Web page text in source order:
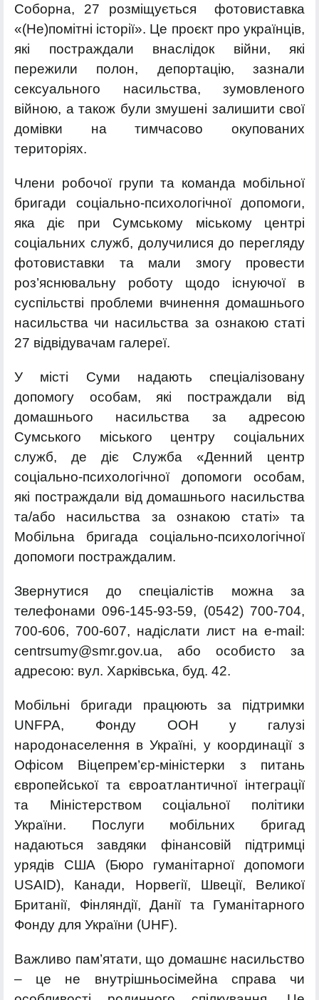
Соборна, 27 розміщується фотовиставка
«(Не)помітні історії». Це проєкт про українців,
які постраждали внаслідок війни, які
пережили полон, депортацію, зазнали
сексуального насильства, зумовленого
війною, а також були змушені залишити свої
домівки на тимчасово окупованих
територіях.
Члени робочої групи та команда мобільної
бригади соціально-психологічної допомоги,
яка діє при Сумському міському центрі
соціальних служб, долучилися до перегляду
фотовиставки та мали змогу провести
роз’яснювальну роботу щодо існуючої в
суспільстві проблеми вчинення домашнього
насильства чи насильства за ознакою статі
27 відвідувачам галереї.
У місті Суми надають спеціалізовану
допомогу особам, які постраждали від
домашнього насильства за адресою
Сумського міського центру соціальних
служб, де діє Служба «Денний центр
соціально-психологічної допомоги особам,
які постраждали від домашнього насильства
та/або насильства за ознакою статі» та
Мобільна бригада соціально-психологічної
допомоги постраждалим.
Звернутися до спеціалістів можна за
телефонами 096-145-93-59, (0542) 700-704,
700-606, 700-607, надіслати лист на е-mail:
centrsumy@smr.gov.ua, або особисто за
адресою: вул. Харківська, буд. 42.
Мобільні бригади працюють за підтримки
UNFPA, Фонду ООН у галузі
народонаселення в Україні, у координації з
Офісом Віцепрем’єр-міністерки з питань
європейської та євроатлантичної інтеграції
та Міністерством соціальної політики
України. Послуги мобільних бригад
надаються завдяки фінансовій підтримці
урядів США (Бюро гуманітарної допомоги
USAID), Канади, Норвегії, Швеції, Великої
Британії, Фінляндії, Данії та Гуманітарного
Фонду для України (UHF).
Важливо пам’ятати, що домашнє насильство
– це не внутрiшньосімейна справа чи